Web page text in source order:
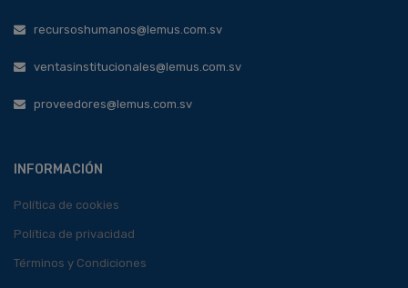
recursoshumanos@lemus.com.sv
ventasinstitucionales@lemus.com.sv
proveedores@lemus.com.sv
INFORMACIÓN
Política de cookies
Política de privacidad
Términos y Condiciones